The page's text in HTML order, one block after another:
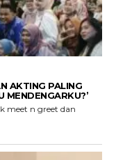
AKTING PALING
MENDENGARKU?’
meet n greet dan